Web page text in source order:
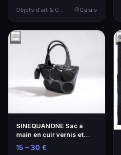
Calais
SINEQUANONE Sac à
main en cuir vernis et
toile Porte oreille…
15 – 30 €